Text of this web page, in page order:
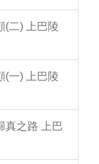
(二) 上巴陵
(一) 上巴陵
真之路 上巴